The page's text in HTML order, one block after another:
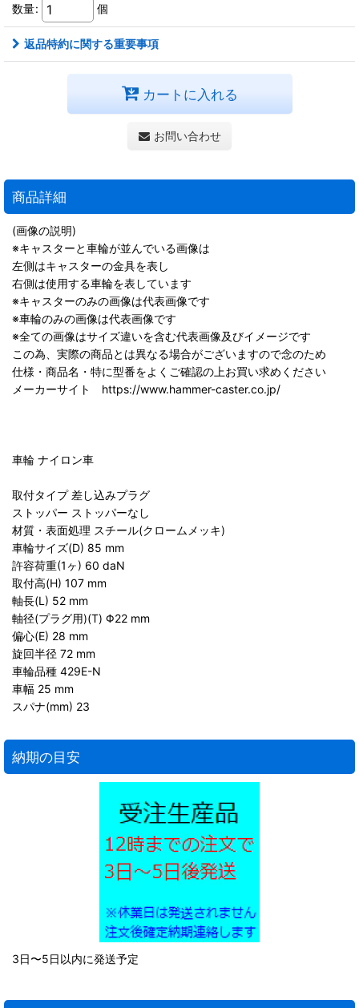
数量: 個
返品特約に関する重要事項
カートに入れる
お問い合わせ
商品詳細
(画像の説明)
※キャスターと車輪が並んでいる画像は
左側はキャスターの金具を表し
右側は使用する車輪を表しています
※キャスターのみの画像は代表画像です
※車輪のみの画像は代表画像です
※全ての画像はサイズ違いを含む代表画像及びイメージです
この為、実際の商品とは異なる場合がございますので念のため
仕様・商品名・特に型番をよくご確認の上お買い求めください
メーカーサイト https://www.hammer-caster.co.jp/
車輪 ナイロン車
取付タイプ 差し込みプラグ
ストッパー ストッパーなし
材質・表面処理 スチール(クロームメッキ)
車輪サイズ(D) 85 mm
許容荷重(1ヶ) 60 daN
取付高(H) 107 mm
軸長(L) 52 mm
軸径(プラグ用)(T) Φ22 mm
偏心(E) 28 mm
旋回半径 72 mm
車輪品種 429E-N
車幅 25 mm
スパナ(mm) 23
納期の目安
3日〜5日以内に発送予定